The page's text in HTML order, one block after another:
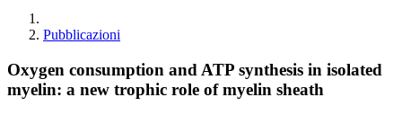
Pubblicazioni
Oxygen consumption and ATP synthesis in isolated
myelin: a new trophic role of myelin sheath